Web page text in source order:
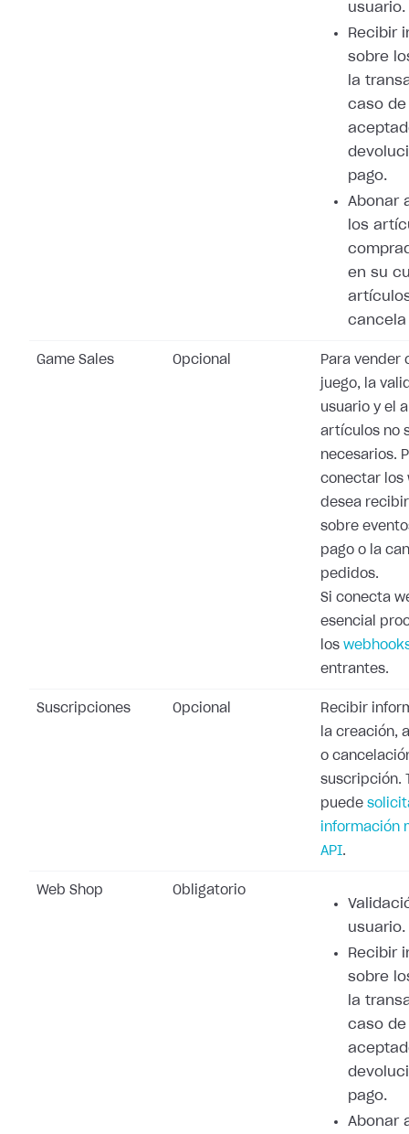
usuario.
Recibir
sobre
la
caso de
pago.
Abonar
los
en su
cancela
Game Sales Opcional
Para vender
juego, la
usuario y el
artículos no
necesarios.
conectar los
desea
sobre
pago o la
pedidos.
Si conecta
esencial
los
entrantes.
Suscripciones Opcional
Recibir
la creación,
o
suscripción.
puede
información
API.
Web Shop Obligatorio
usuario.
Recibir
sobre
la
caso de
pago.
Abonar